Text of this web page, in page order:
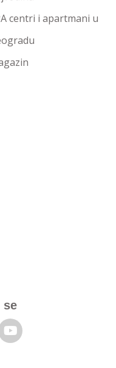
centri i apartmani u
se